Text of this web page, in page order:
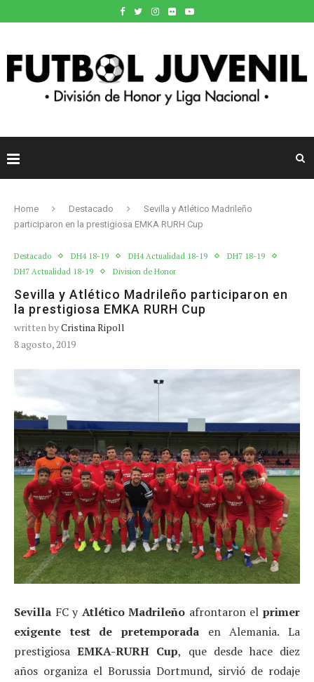
Home Destacado
Sevilla y Atlético Madrileño
participaron en la prestigiosa EMKA RURH Cup
Destacado DH4 18-19 DH4 Actualidad 18-19
DH7 18-19
DH7 Actualidad 18-19
Division de Honor
Sevilla y Atlético Madrileño participaron en
la prestigiosa EMKA RURH Cup
written byCristina Ripoll
8 agosto, 2019
Sevilla FC y Atlético Madrileño afrontaron elprimer
exigente test de pretemporada en Alemania. La
prestigiosaEMKA-RURH Cup, que desde hace diez
años organiza el Borussia Dortmund, sirvió de rodaje